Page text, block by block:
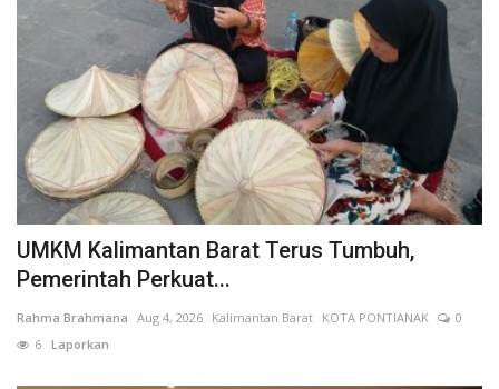
UMKM Kalimantan Barat Terus Tumbuh,
Pemerintah Perkuat...
Rahma Brahmana Aug 4, 2026 Kalimantan Barat KOTA PONTIANAK
0
6 Laporkan